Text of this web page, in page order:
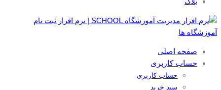
صفحه اصلی
حساب کاربری
حساب کاربری
سبد خرید